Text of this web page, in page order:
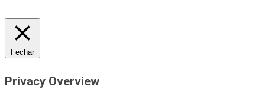
Fechar
Privacy Overview